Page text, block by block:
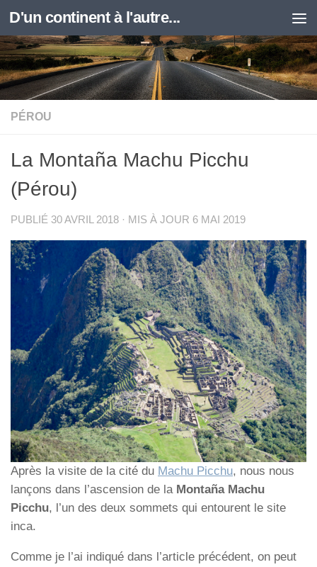
Skip to content
D'un continent à l'autre...
PÉROU
La Montaña Machu Picchu
(Pérou)
PUBLIÉ 30 AVRIL 2018 · MIS À JOUR 6 MAI 2019
Après la visite de la cité du Machu Picchu, nous nous
lançons dans l’ascension de la Montaña Machu
Picchu, l’un des deux sommets qui entourent le site
inca.
Comme je l’ai indiqué dans l’article précédent, on peut